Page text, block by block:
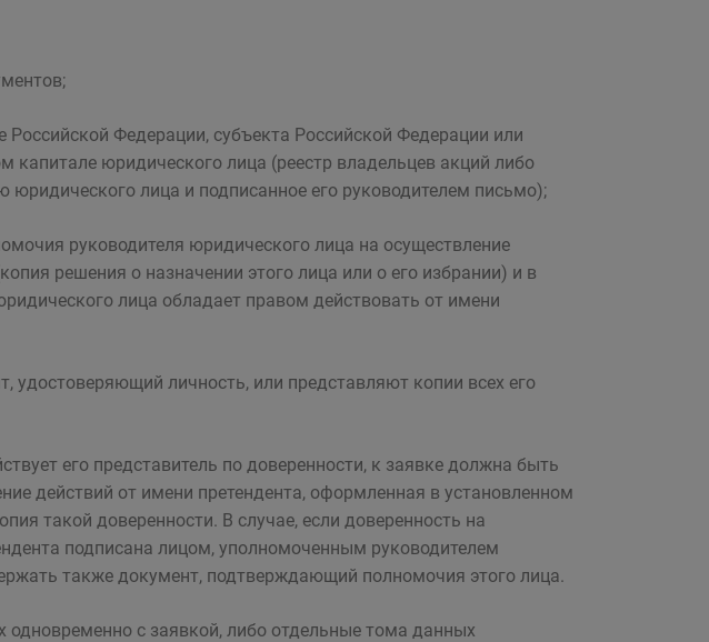
Федерации, субъекта Российской Федерации или
капитале юридического лица (реестр владельцев акций либо
юридического лица и подписанное его руководителем письмо);
руководителя юридического лица на осуществление
решения о назначении этого лица или о его избрании) и в
лица обладает правом действовать от имени
удостоверяющий личность, или представляют копии всех его
его представитель по доверенности, к заявке должна быть
действий от имени претендента, оформленная в установленном
такой доверенности. В случае, если доверенность на
подписана лицом, уполномоченным руководителем
также документ, подтверждающий полномочия этого лица.
с заявкой, либо отдельные тома данных